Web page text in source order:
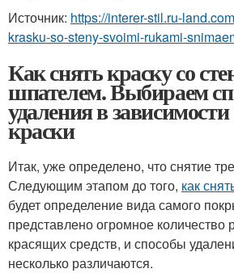
Источник: https://interer-stil.ru-
krasku-so-steny-svoimi-rukami-
Как снять краску со
шпателем. Выбираем
удаления в
краски
Итак, уже определено, что снятие
Следующим этапом до того, как
будет определение вида самого
представлено огромное количество
красящих средств, и способы
несколько различаются.